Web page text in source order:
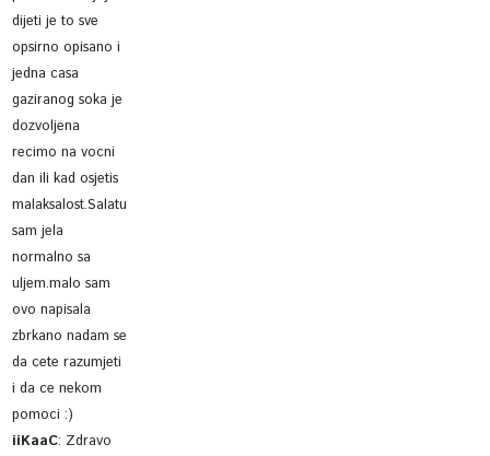
dijeti je to sve
opsirno opisano i
jedna casa
gaziranog soka je
dozvoljena
recimo na vocni
dan ili kad osjetis
malaksalost.Salatu
sam jela
normalno sa
uljem.malo sam
ovo napisala
zbrkano nadam se
da cete razumjeti
i da ce nekom
pomoci :)
iiKaaC: Zdravo